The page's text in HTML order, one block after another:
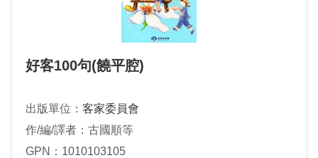
好客100句(饒平腔)
出版單位： 客家委員會
作/編/譯者：古國順等
GPN：1010103105